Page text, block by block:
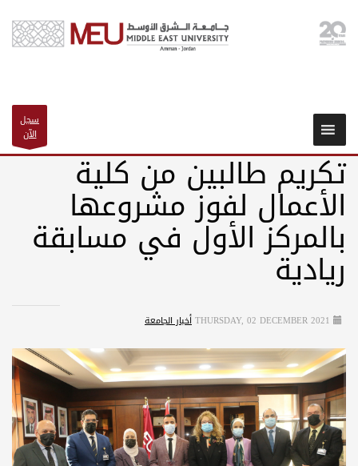
سجل
الآن
تكريم طالبين من كلية
الأعمال لفوز مشروعها
بالمركز الأول في مسابقة
ريادية
THURSDAY, 02 DECEMBER 2021أخبار الجامعة